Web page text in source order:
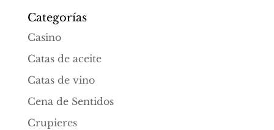
Categorías
Casino
Catas de aceite
Catas de vino
Cena de Sentidos
Crupieres